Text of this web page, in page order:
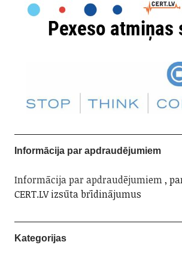
Informācija par apdraudējumiem
Informācija par apdraudējumiem,
CERT.LV izsūta brīdinājumus
Kategorijas